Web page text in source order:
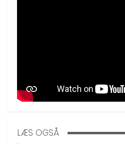
LÆS OGSÅ